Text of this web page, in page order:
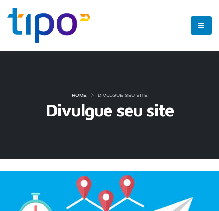
Divulgue seu site
HOME DIVULGUE SEU SITE